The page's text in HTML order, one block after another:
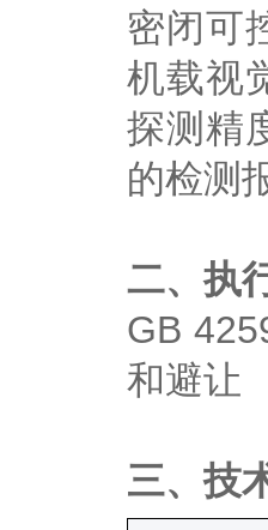
密闭可
机载视
探测精
的检测
二、执
GB
和避让
三、技